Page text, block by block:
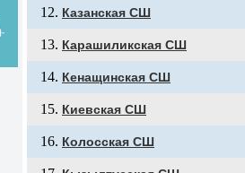
Казанская СШ
Карашиликская СШ
Кенащинская СШ
Киевская СШ
Колосская СШ